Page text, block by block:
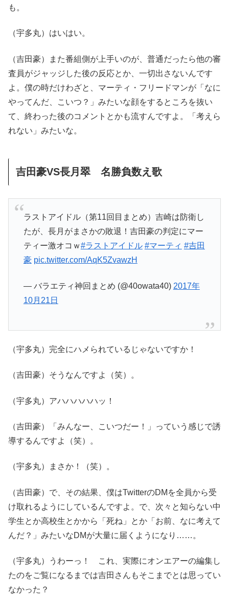
も。
（宇多丸）はいはい。
（吉田豪）また番組側が上手いのが、普通だったら他の審
査員がジャッジした後の反応とか、一切出さないんです
よ。僕の時だけわざと、マーティ・フリードマンが「なに
やってんだ、こいつ？」みたいな顔をするところを抜い
て、終わった後のコメントとかも流すんですよ。「考えら
れない」みたいな。
吉田豪VS長月翠 名勝負数え歌
ラストアイドル（第11回目まとめ）吉崎は防衛し
たが、長月がまさかの敗退！吉田豪の判定にマー
ティー激オコｗ#ラストアイドル #マーティ #吉田
豪 pic.twitter.com/AqK5ZvawzH
— バラエティ神回まとめ (@40owata40) 2017年
10月21日
（宇多丸）完全にハメられているじゃないですか！
（吉田豪）そうなんですよ（笑）。
（宇多丸）アハハハハハッ！
（吉田豪）「みんなー、こいつだー！」っていう感じで誘
導するんですよ（笑）。
（宇多丸）まさか！（笑）。
（吉田豪）で、その結果、僕はTwitterのDMを全員から受
け取れるようにしているんですよ。で、次々と知らない中
学生とか高校生とかから「死ね」とか「お前、なに考えて
んだ？」みたいなDMが大量に届くようになり……。
（宇多丸）うわーっ！ これ、実際にオンエアーの編集し
たのをご覧になるまでは吉田さんもそこまでとは思ってい
なかった？